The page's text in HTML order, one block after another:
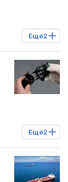
Еще2
Еще2